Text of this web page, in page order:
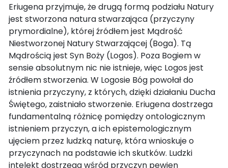
Eriugena przyjmuje, że drugą formą podziału Natury
jest stworzona natura stwarzająca (przyczyny
prymordialne), której źródłem jest Mądrość
Niestworzonej Natury Stwarzającej (Boga). Tą
Mądrością jest Syn Boży (Logos). Poza Bogiem w
sensie absolutnym nic nie istnieje, więc Logos jest
źródłem stworzenia. W Logosie Bóg powołał do
istnienia przyczyny, z których, dzięki działaniu Ducha
Świętego, zaistniało stworzenie. Eriugena dostrzega
fundamentalną różnicę pomiędzy ontologicznym
istnieniem przyczyn, a ich epistemologicznym
ujęciem przez ludzką naturę, która wnioskuje o
przyczynach na podstawie ich skutków. Ludzki
intelekt dostrzega wśród przyczyn pewien